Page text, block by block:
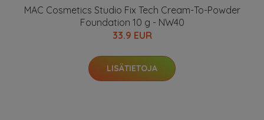
MAC Cosmetics Studio Fix Tech Cream-To-Powder
Foundation 10 g - NW40
33.9 EUR
LISÄTIETOJA